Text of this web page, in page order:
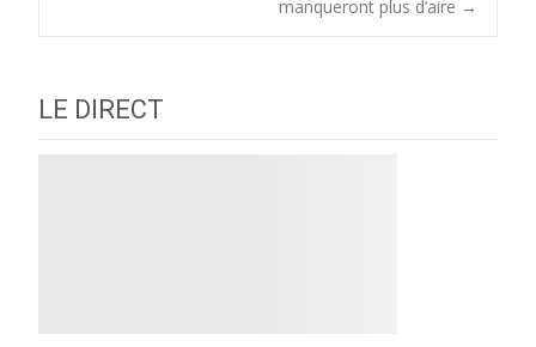
manqueront plus d’aire →
LE DIRECT